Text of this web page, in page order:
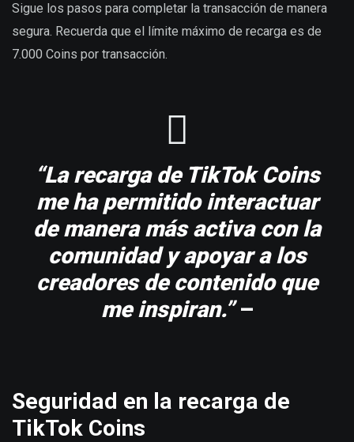
Sigue los pasos para completar la transacción de manera
segura. Recuerda que el límite máximo de recarga es de
7.000 Coins por transacción.
“La recarga de TikTok Coins
me ha permitido interactuar
de manera más activa con la
comunidad y apoyar a los
creadores de contenido que
me inspiran.”–
Seguridad en la recarga de
TikTok Coins